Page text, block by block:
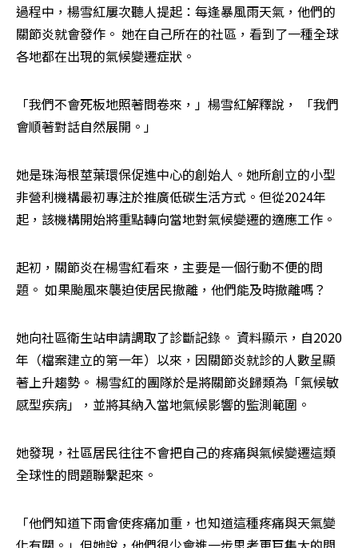
過程中，楊雪紅屢次聽人提起：每逢暴風雨天氣，他們的
關節炎就會發作。 她在自己所在的社區，看到了一種全球
各地都在出現的氣候變遷症狀。
「我們不會死板地照著問卷來，」楊雪紅解釋說， 「我們
會順著對話自然展開。」
她是珠海根莖葉環保促進中心的創始人。她所創立的小型
非營利機構最初專注於推廣低碳生活方式。但從2024年
起，該機構開始將重點轉向當地對氣候變遷的適應工作。
起初，關節炎在楊雪紅看來，主要是一個行動不便的問
題。 如果颱風來襲迫使居民撤離，他們能及時撤離嗎？
她向社區衛生站申請調取了診斷記錄。 資料顯示，自2020
年（檔案建立的第一年）以來，因關節炎就診的人數呈顯
著上升趨勢。 楊雪紅的團隊於是將關節炎歸類為「氣候敏
感型疾病」，並將其納入當地氣候影響的監測範圍。
她發現，社區居民往往不會把自己的疼痛與氣候變遷這類
全球性的問題聯繫起來。
「他們知道下雨會使疼痛加重，也知道這種疼痛與天氣變